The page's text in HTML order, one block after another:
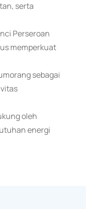
serta
Perseroan
memperkuat
sebagai
oleh
energi